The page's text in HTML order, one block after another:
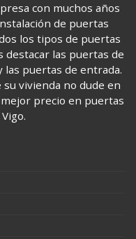
con muchos años
de puertas
los tipos de puertas
destacar las puertas de
las puertas de entrada.
vivienda no dude en
precio en puertas